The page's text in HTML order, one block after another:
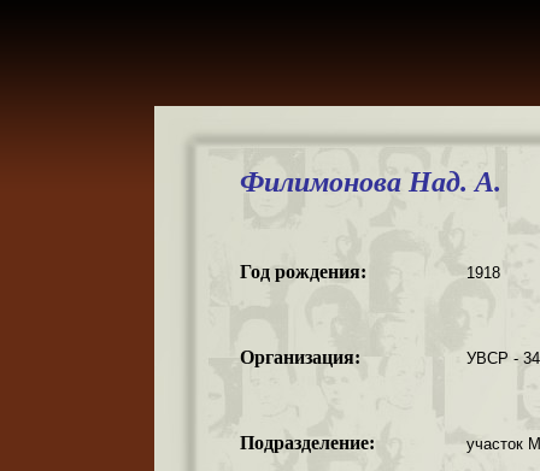
Филимонова Над. А.
Год рождения: 1918
Организация: УВСР -
Подразделение: участок